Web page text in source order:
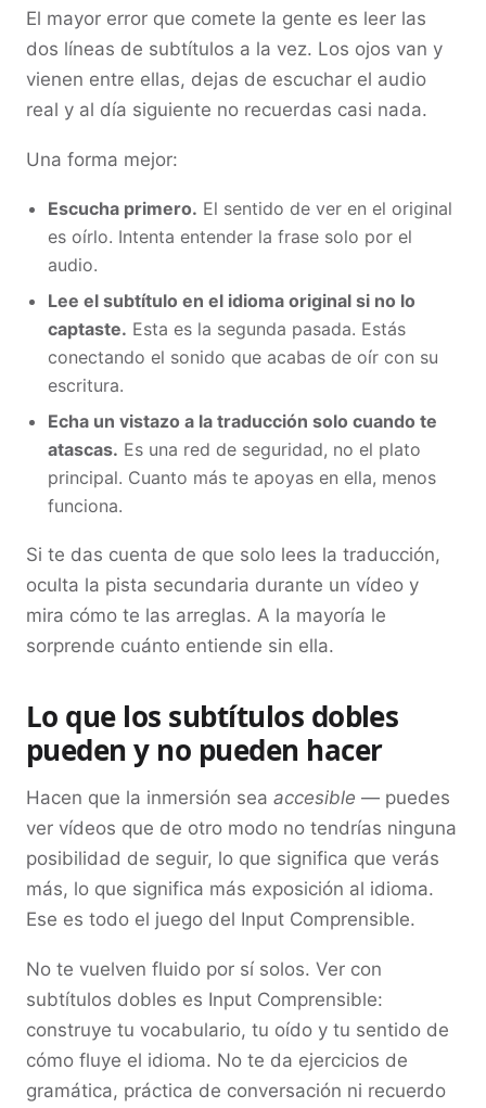
El mayor error que comete la gente es leer las
dos líneas de subtítulos a la vez. Los ojos van y
vienen entre ellas, dejas de escuchar el audio
real y al día siguiente no recuerdas casi nada.
Una forma mejor:
Escucha primero. El sentido de ver en el original
es oírlo. Intenta entender la frase solo por el
audio.
Lee el subtítulo en el idioma original si no lo
captaste. Esta es la segunda pasada. Estás
conectando el sonido que acabas de oír con su
escritura.
Echa un vistazo a la traducción solo cuando te
atascas. Es una red de seguridad, no el plato
principal. Cuanto más te apoyas en ella, menos
funciona.
Si te das cuenta de que solo lees la traducción,
oculta la pista secundaria durante un vídeo y
mira cómo te las arreglas. A la mayoría le
sorprende cuánto entiende sin ella.
Lo que los subtítulos dobles
pueden y no pueden hacer
Hacen que la inmersión sea accesible — puedes
ver vídeos que de otro modo no tendrías ninguna
posibilidad de seguir, lo que significa que verás
más, lo que significa más exposición al idioma.
Ese es todo el juego del Input Comprensible.
No te vuelven fluido por sí solos. Ver con
subtítulos dobles es Input Comprensible:
construye tu vocabulario, tu oído y tu sentido de
cómo fluye el idioma. No te da ejercicios de
gramática, práctica de conversación ni recuerdo